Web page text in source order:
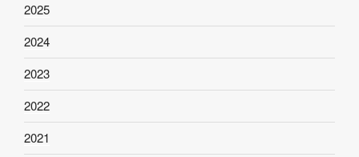
2025
2024
2023
2022
2021